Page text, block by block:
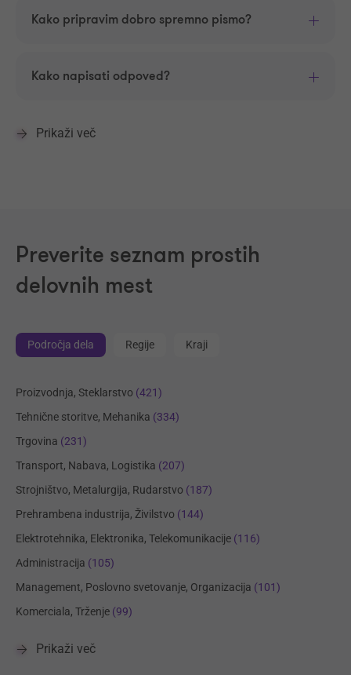
Kako pripravim dobro spremno pismo?
Kako napisati odpoved?
Prikaži več
Preverite seznam prostih
delovnih mest
Področja dela Regije Kraji
Proizvodnja, Steklarstvo (421)
Tehnične storitve, Mehanika (334)
Trgovina (231)
Transport, Nabava, Logistika (207)
Strojništvo, Metalurgija, Rudarstvo (187)
Prehrambena industrija, Živilstvo (144)
Elektrotehnika, Elektronika, Telekomunikacije (116)
Administracija (105)
Management, Poslovno svetovanje, Organizacija (101)
Komerciala, Trženje (99)
Prikaži več